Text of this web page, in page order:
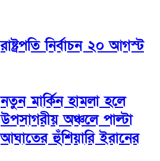
রাষ্ট্রপতি নির্বাচন ২০ আগস্ট
নতুন মার্কিন হামলা হলে
উপসাগরীয় অঞ্চলে পাল্টা
আঘাতের হুঁশিয়ারি ইরানের